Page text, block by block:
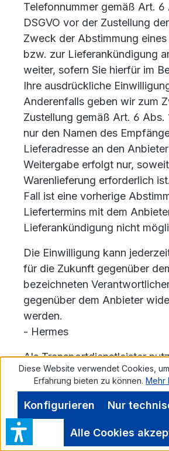
Telefonnummer gemäß Art. 6
DSGVO vor der Zustellung
Zweck der Abstimmung
bzw. zur Lieferankündigung
weiter, sofern Sie hierfür im
Ihre ausdrückliche
Anderenfalls geben wir zum
Zustellung gemäß Art. 6 Abs.
nur den Namen des
Lieferadresse an den
Weitergabe erfolgt nur,
Warenlieferung erforderlich
Fall ist eine vorherige
Liefertermins mit dem
Lieferankündigung nicht
Die Einwilligung kann
für die Zukunft gegenüber
bezeichneten
gegenüber dem Anbieter
werden.
- Hermes
Als Transportdienstleister
nachstehenden Anbieter:
Gruppe Deutschland GmbH,
89, 22419 Hamburg,
Wir geben Ihre E-Mail-
Telefonnummer gemäß Art. 6
Diese Website verwendet Cookies,
Erfahrung bieten zu können. Mehr
Nur
Konfigurieren
Alle Cookies